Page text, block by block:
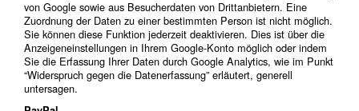
von Google sowie aus Besucherdaten von Drittanbietern. Eine
Zuordnung der Daten zu einer bestimmten Person ist nicht möglich.
Sie können diese Funktion jederzeit deaktivieren. Dies ist über die
Anzeigeneinstellungen in Ihrem Google-Konto möglich oder indem
Sie die Erfassung Ihrer Daten durch Google Analytics, wie im Punkt
“Widerspruch gegen die Datenerfassung” erläutert, generell
untersagen.